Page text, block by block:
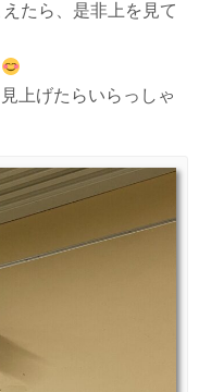
たら、是非上を見て
上げたらいらっしゃ